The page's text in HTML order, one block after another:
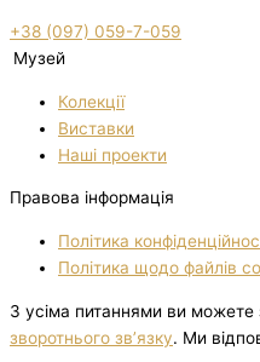
+38 (097) 059-7-059
Музей
Колекції
Виставки
Нашi проекти
Правова інформація
Політика
Політика щодо файлів
З усіма питаннями ви можете
зворотнього зв’язку. Ми